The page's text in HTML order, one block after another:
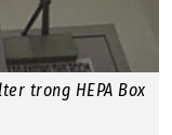
trong HEPA Box